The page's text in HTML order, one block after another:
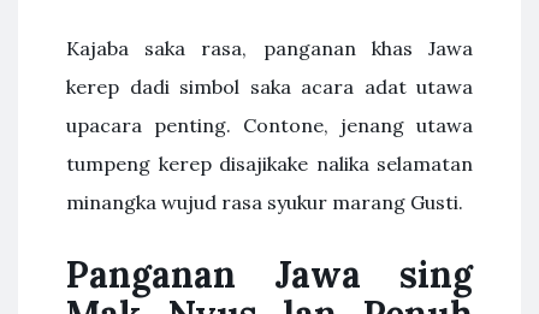
Kajaba saka rasa, panganan khas Jawa
kerep dadi simbol saka acara adat utawa
upacara penting. Contone, jenang utawa
tumpeng kerep disajikake nalika selamatan
minangka wujud rasa syukur marang Gusti.
Panganan Jawa sing